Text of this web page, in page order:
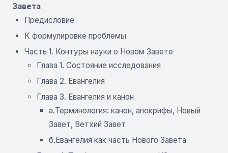
Завета
Предисловие
К формулировке проблемы
Часть 1. Контуры науки о Новом Завете
Глава 1. Состояние исследования
Глава 2. Евангелия
Глава 3. Евангелия и канон
а.Терминология: канон, апокрифы, Новый
Завет, Ветхий Завет
б.Евангелия как часть Нового Завета